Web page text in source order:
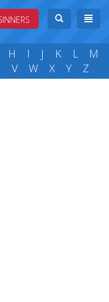
H I J K L
M
V W X Y Z